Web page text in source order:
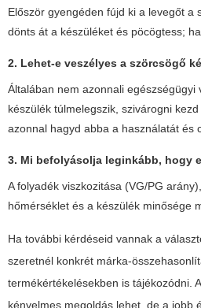
Először gyengéden fújd ki a levegőt a
dönts át a készüléket és pöcögtess;
2. Lehet-e veszélyes a szörcsögő
Általában nem azonnali egészségügyi
készülék túlmelegszik, szivárogni
azonnal hagyd abba a használatát és
3. Mi befolyásolja leginkább, hogy
A folyadék viszkozitása (VG/PG
hőmérséklet és a készülék minősége
Ha további kérdéseid vannak a
szeretnél konkrét márka-
termékértékelésekben is tájékozódni.
kényelmes megoldás lehet, de a jobb